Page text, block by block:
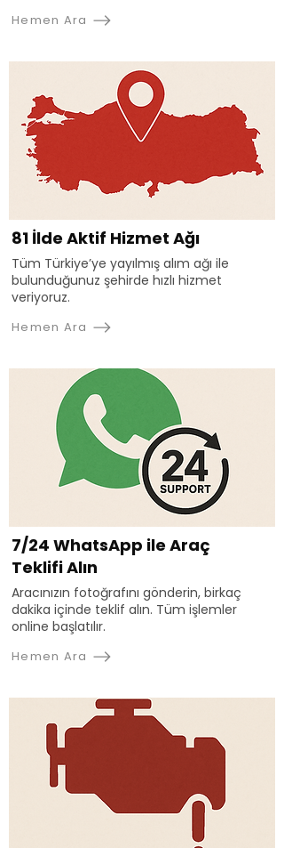
Hemen Ara
81 İlde Aktif Hizmet Ağı
Tüm Türkiye’ye yayılmış alım ağı ile
bulunduğunuz şehirde hızlı hizmet
veriyoruz.
Hemen Ara
7/24 WhatsApp ile Araç
Teklifi Alın
Aracınızın fotoğrafını gönderin, birkaç
dakika içinde teklif alın. Tüm işlemler
online başlatılır.
Hemen Ara